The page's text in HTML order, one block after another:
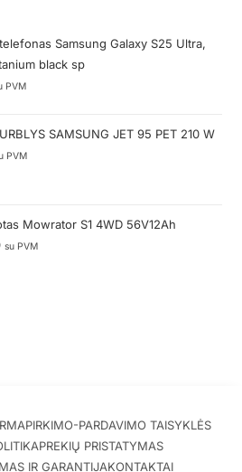
Samsung Galaxy S25 Ultra,
black sp
PVM
SAMSUNG JET 95 PET 210 W
PVM
Mowrator S1 4WD 56V12Ah
su PVM
PIRKIMO-PARDAVIMO TAISYKLĖS
PREKIŲ PRISTATYMAS
IR GARANTIJAKONTAKTAI